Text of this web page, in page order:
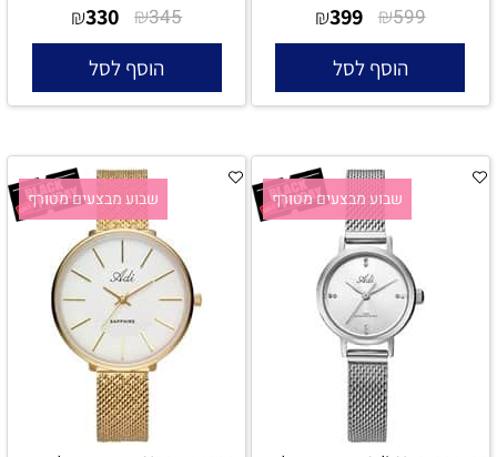
₪599
₪399
הוסף לסל
₪345
₪330
הוסף לסל
שבוע מבצעים מטורף שבוע מבצעים מטורף